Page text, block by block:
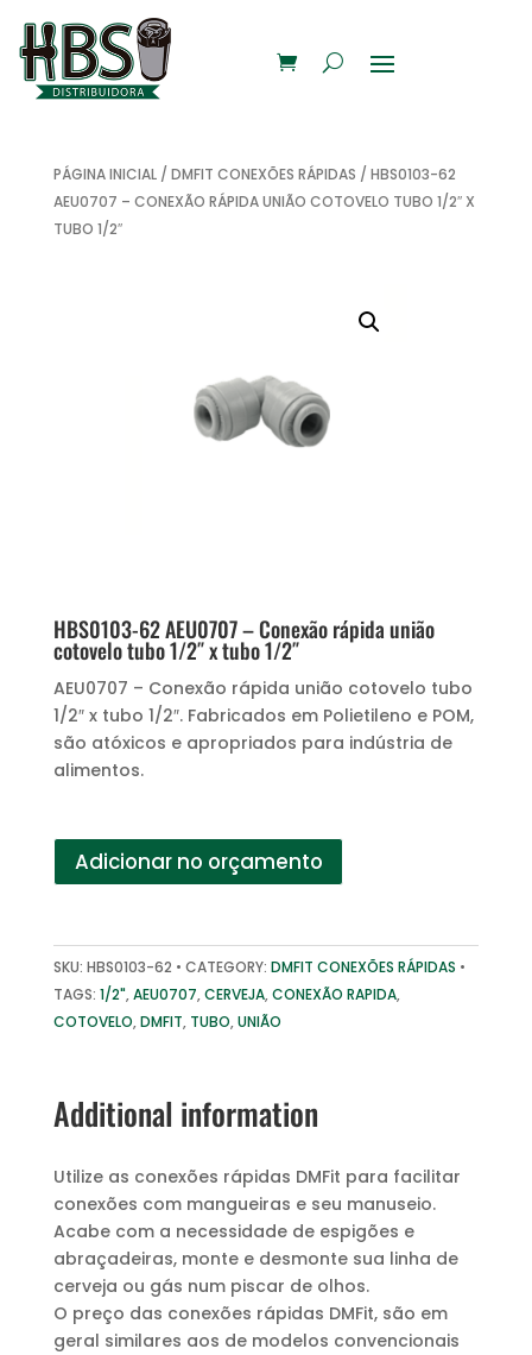
PÁGINA INICIAL/ DMFIT CONEXÕES RÁPIDAS / HBS0103-62
AEU0707 – CONEXÃO RÁPIDA UNIÃO COTOVELO TUBO 1/2″ X
TUBO 1/2″
HBS0103-62 AEU0707 – Conexão rápida união
cotovelo tubo 1/2″ x tubo 1/2″
AEU0707 – Conexão rápida união cotovelo tubo
1/2″ x tubo 1/2″. Fabricados em Polietileno e POM,
são atóxicos e apropriados para indústria de
alimentos.
Adicionar no orçamento
SKU: HBS0103-62 CATEGORY: DMFIT CONEXÕES RÁPIDAS
TAGS: 1/2",AEU0707,CERVEJA,CONEXÃO RAPIDA,
COTOVELO,DMFIT, TUBO,UNIÃO
Additional information
Utilize as conexões rápidas DMFit para facilitar
conexões com mangueiras e seu manuseio.
Acabe com a necessidade de espigões e
abraçadeiras, monte e desmonte sua linha de
cerveja ou gás num piscar de olhos.
O preço das conexões rápidas DMFit, são em
geral similares aos de modelos convencionais